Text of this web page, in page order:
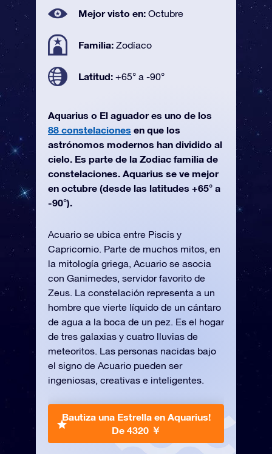
Mejor visto en: Octubre
Familia: Zodíaco
Latitud: +65° a -90°
Aquarius o El aguador es uno de los
88 constelaciones en que los
astrónomos modernos han dividido al
cielo. Es parte de la Zodiac familia de
constelaciones. Aquarius se ve mejor
en octubre (desde las latitudes +65° a
-90°).
Acuario se ubica entre Piscis y
Capricornio. Parte de muchos mitos, en
la mitología griega, Acuario se asocia
con Ganimedes, servidor favorito de
Zeus. La constelación representa a un
hombre que vierte líquido de un cántaro
de agua a la boca de un pez. Es el hogar
de tres galaxias y cuatro lluvias de
meteoritos. Las personas nacidas bajo
el signo de Acuario pueden ser
ingeniosas, creativas e inteligentes.
Bautiza una Estrella en Aquarius!
De 4320 ￥